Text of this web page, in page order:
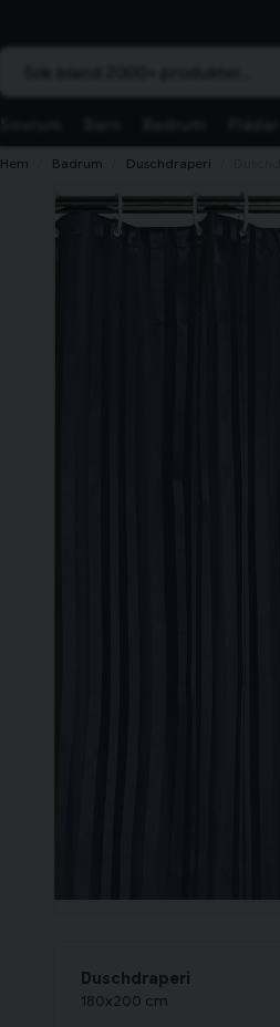
Hem Badrum Duschdraperi
Duschdraperi
180x200 cm